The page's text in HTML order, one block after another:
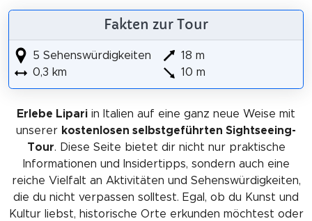
Fakten zur Tour
5 Sehenswürdigkeiten
0,3 km
18 m
10 m
Erlebe Lipari in Italien auf eine ganz neue Weise mit
unserer kostenlosen selbstgeführten Sightseeing-
Tour. Diese Seite bietet dir nicht nur praktische
Informationen und Insidertipps, sondern auch eine
reiche Vielfalt an Aktivitäten und Sehenswürdigkeiten,
die du nicht verpassen solltest. Egal, ob du Kunst und
Kultur liebst, historische Orte erkunden möchtest oder